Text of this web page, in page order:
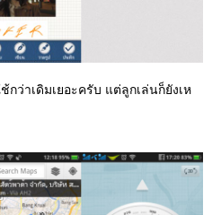
ว่าเดิมเยอะครับ แต่ลูกเล่นก็ยังเห